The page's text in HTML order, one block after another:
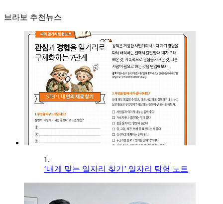
브라보 추천뉴스
1.
‘내게 맞는 일자리 찾기’ 일자리 탐험 노트